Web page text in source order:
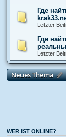
Где
Letzter
Где
Letzter
Neues Thema
WER IST ONLINE?